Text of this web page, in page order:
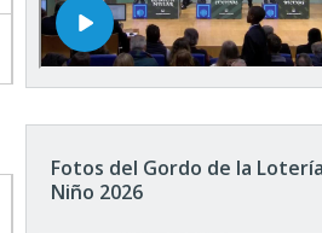
Fotos del Gordo de la
Niño 2026